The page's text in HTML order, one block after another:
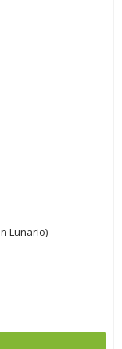
Lunario)